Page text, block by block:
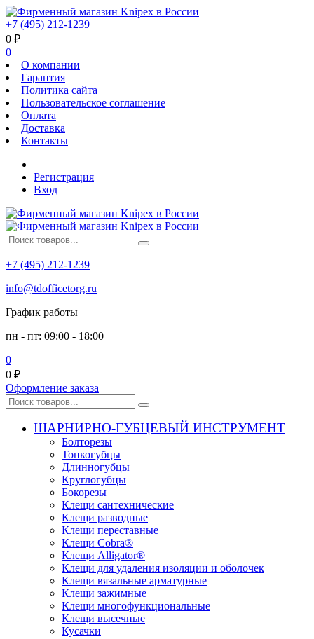
+7 (495) 212-1239
0 ₽
0
О компании
Гарантия
Политика сайта
Пользовательское соглашение
Оплата
Доставка
Контакты
Регистрация
Вход
+7 (495) 212-1239
info@tdofficetorg.ru
График работы
пн - пт: 09:00 - 18:00
0
0 ₽
Оформление заказа
ШАРНИРНО-ГУБЦЕВЫЙ ИНСТРУМЕНТ
Болторезы
Тонкогубцы
Длинногубцы
Круглогубцы
Бокорезы
Клещи сантехнические
Клещи разводные
Клещи переставные
Клещи Cobra®
Клещи Alligator®
Клещи для удаления изоляции и оболочек
Клещи вязальные арматурные
Клещи зажимные
Клещи многофункциональные
Клещи высечные
Кусачки